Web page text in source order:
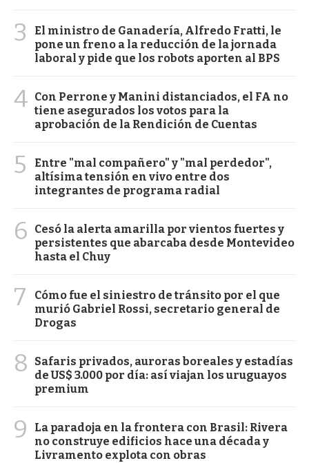
3
El ministro de Ganadería, Alfredo Fratti, le
pone un freno a la reducción de la jornada
laboral y pide que los robots aporten al BPS
4 Con Perrone y Manini distanciados, el FA no
tiene asegurados los votos para la
aprobación de la Rendición de Cuentas
5
Entre "mal compañero" y "mal perdedor",
altísima tensión en vivo entre dos
integrantes de programa radial
6
Cesó la alerta amarilla por vientos fuertes y
persistentes que abarcaba desde Montevideo
hasta el Chuy
7
Cómo fue el siniestro de tránsito por el que
murió Gabriel Rossi, secretario general de
Drogas
8
Safaris privados, auroras boreales y estadías
de US$ 3.000 por día: así viajan los uruguayos
premium
9
La paradoja en la frontera con Brasil: Rivera
no construye edificios hace una década y
Livramento explota con obras